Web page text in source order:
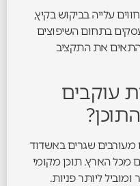
עלייה בביקוש בקיץ,
בתחום השיפוצים
את התקציב
עוקבים
ספק. 500 עוקבים מעורבים שגרים באשדוד
פסיביים מכל הארץ. תוכן מקומי
ליותר פניות.